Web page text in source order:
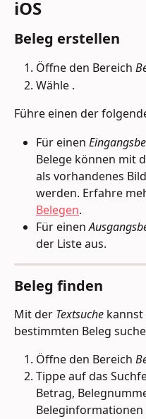
iOS
Beleg erstellen
Öffne den Bereich
Wähle .
Führe einen der
Für einen
Belege können mit
als vorhandenes
werden. Erfahre
Belegen.
Für einen
der Liste aus.
Beleg finden
Mit der Textsuche kannst
bestimmten Beleg
Öffne den Bereich
Tippe auf das
Betrag,